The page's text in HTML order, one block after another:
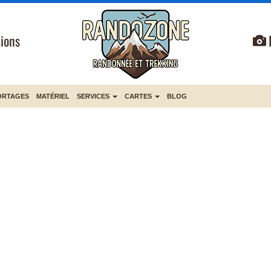
MATÉRIEL SERVICES CARTES BLOG